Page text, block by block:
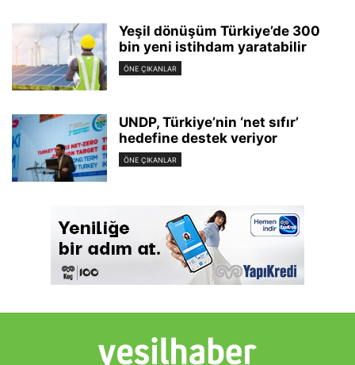
Yeşil dönüşüm Türkiye’de 300
bin yeni istihdam yaratabilir
ÖNE ÇIKANLAR
UNDP, Türkiye’nin ‘net sıfır’
hedefine destek veriyor
ÖNE ÇIKANLAR